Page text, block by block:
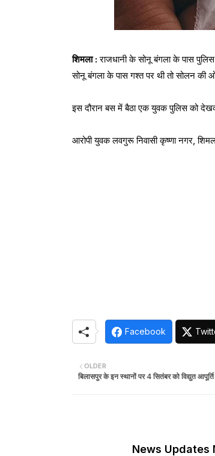
शिमला :राजधानी के सोनू बंगला के पास
सोनू बंगला के पास गश्त पर थी तो सोलन की
इस दौरान बस में बैठा एक युवक पुलिस को
आरोपी युवक लवगुरू निवासी कृष्णा नगर,
Facebook
OLDER
बिलासपुर के इन स्थानों पर 4 सितंबर को विद्युत आपूर्ति
News Updates